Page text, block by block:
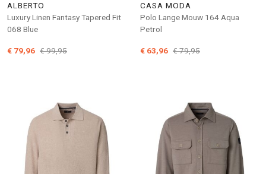
ALBERTO
Luxury Linen Fantasy Tapered Fit
068 Blue
€ 99,95
€ 79,96
CASA MODA
Polo Lange Mouw 164 Aqua
Petrol
€ 79,95
€ 63,96